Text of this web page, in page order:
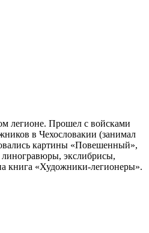
легионе. Прошел с войсками
в Чехословакии (занимал
картины «Повешенный»,
экслибрисы,
книга «Художники-легионеры».